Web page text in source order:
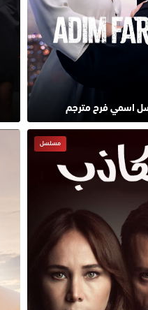
اسمي فرح مترجم
مسلسل